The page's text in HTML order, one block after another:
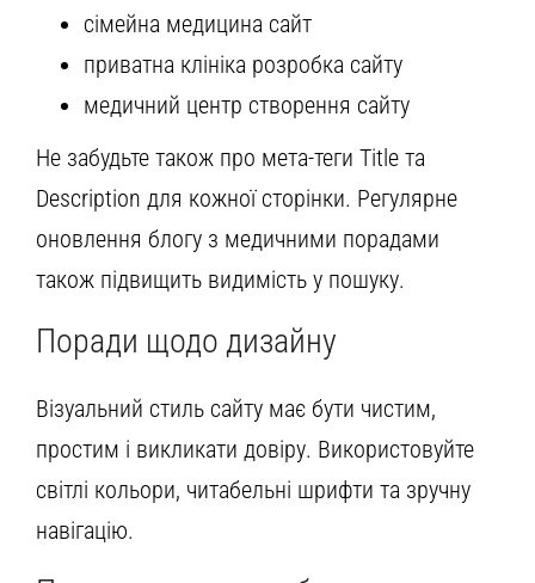
сімейна медицина сайт
приватна клініка розробка сайту
медичний центр створення сайту
Не забудьте також про мета-теги Title та
Description для кожної сторінки. Регулярне
оновлення блогу з медичними порадами
також підвищить видимість у пошуку.
Поради щодо дизайну
Візуальний стиль сайту має бути чистим,
простим і викликати довіру. Використовуйте
світлі кольори, читабельні шрифти та зручну
навігацію.